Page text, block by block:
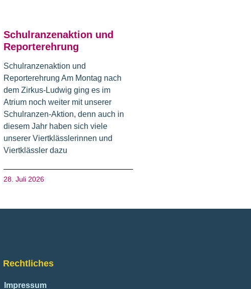
Schulranzenaktion und
Reporterehrung
Schulranzenaktion und
Reporterehrung Am Montag nach
dem Zirkus-Ludwig ging es im
Atrium noch weiter mit unserer
Schulranzen-Aktion, denn auch in
diesem Jahr haben sich viele
unserer Viertklässlerinnen und
Viertklässler dazu
28. Juli 2026
Rechtliches
Impressum